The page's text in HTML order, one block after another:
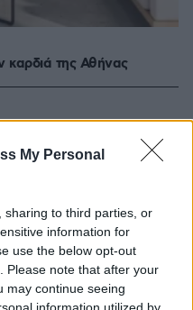
My Personal
sharing to third parties, or
information for
use the below opt-out
Please note that after your
may continue seeing
information utilized by
καρδιά της Αθήνας
επετειακό τριήμερο των